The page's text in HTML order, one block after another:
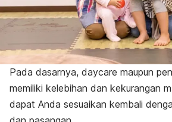
Pada dasarnya, daycare maupun
memiliki kelebihan dan kekurangan
dapat Anda sesuaikan kembali